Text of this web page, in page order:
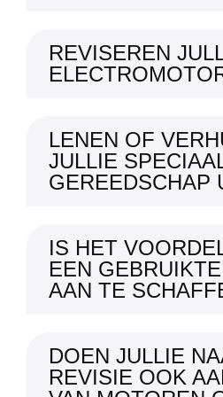
REVISEREN
LENEN OF
JULLIE
GEREEDSCHAP
IS HET
EEN
AAN TE
DOEN JULLIE
REVISIE OOK